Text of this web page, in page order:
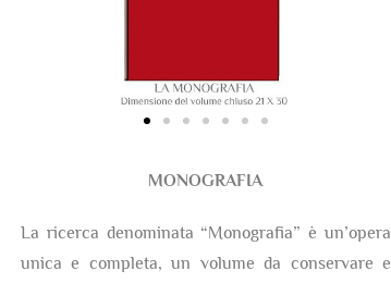
MONOGRAFIA
La ricerca denominata “Monografia” è un’opera
unica e completa, un volume da conservare e